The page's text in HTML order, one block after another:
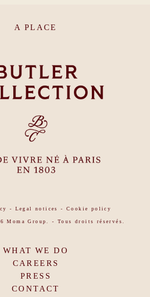
WHAT WE DO
CAREERS
PRESS
CONTACT
A PLACE
- Legal notices - Cookie policy
Moma Group. - Tous droits réservés.